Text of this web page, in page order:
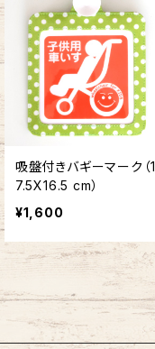
吸盤付きバギーマーク（1
7.5X16.5 cm）
¥1,600